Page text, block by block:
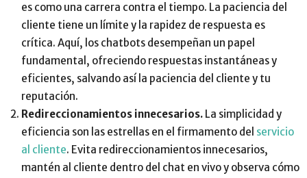
es como una carrera contra el tiempo. La paciencia del
cliente tiene un límite y la rapidez de respuesta es
crítica. Aquí, los chatbots desempeñan un papel
fundamental, ofreciendo respuestas instantáneas y
eficientes, salvando así la paciencia del cliente y tu
reputación.
Redireccionamientos innecesarios. La simplicidad y
eficiencia son las estrellas en el firmamento del servicio
al cliente. Evita redireccionamientos innecesarios,
mantén al cliente dentro del chat en vivo y observa cómo